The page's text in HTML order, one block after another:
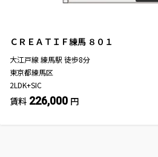
ＣＲＥＡＴＩＦ練馬 ８０１
大江戸線 練馬駅 徒歩8分
東京都練馬区
2LDK+SIC
賃料 226,000 円